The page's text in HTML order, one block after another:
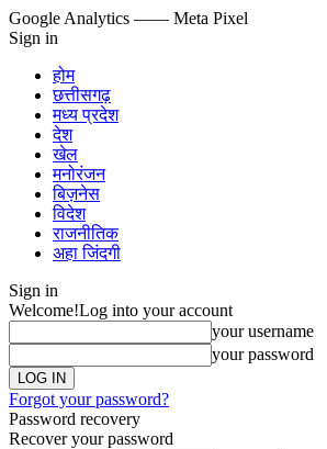
Google Analytics —— Meta Pixel
Sign in
होम
छत्तीसगढ़
मध्य प्रदेश
देश
खेल
मनोरंजन
बिज़नेस
विदेश
राजनीतिक
अहा जिंदगी
Sign in
Welcome!Log into your account
your username
your password
Forgot your password?
Password recovery
Recover your password